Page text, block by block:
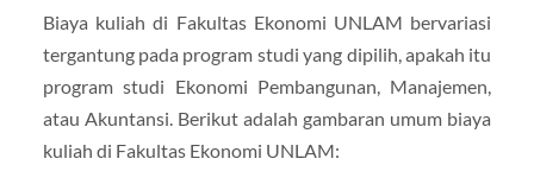
Biaya kuliah di Fakultas Ekonomi UNLAM bervariasi
tergantung pada program studi yang dipilih, apakah itu
program studi Ekonomi Pembangunan, Manajemen,
atau Akuntansi. Berikut adalah gambaran umum biaya
kuliah di Fakultas Ekonomi UNLAM: